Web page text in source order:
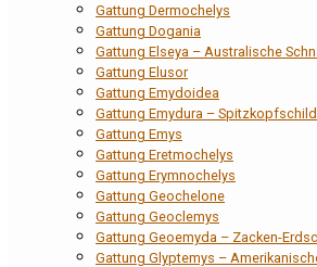
Gattung Dermochelys
Gattung Dogania
Gattung Elseya – Australische
Gattung Elusor
Gattung Emydoidea
Gattung Emydura –
Gattung Emys
Gattung Eretmochelys
Gattung Erymnochelys
Gattung Geochelone
Gattung Geoclemys
Gattung Geoemyda – Zacken-
Gattung Glyptemys –